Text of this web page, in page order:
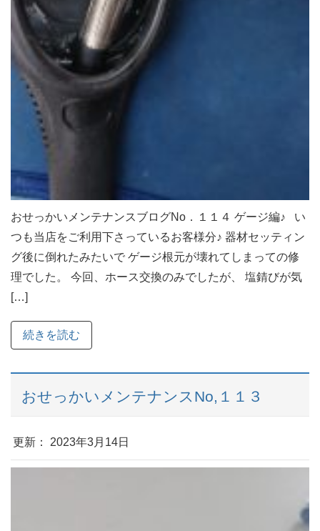
おせっかいメンテナンスブログNo．１１４ ゲージ編♪ い
つも当店をご利用下さっているお客様分♪ 器材セッティン
グ後に倒れたみたいで ゲージ根元が壊れてしまっての修
理でした。 今回、ホース交換のみでしたが、 塩錆びが気
[…]
続きを読む
おせっかいメンテナンスNo,１１３
更新： 2023年3月14日